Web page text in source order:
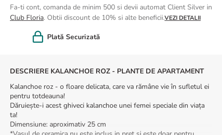
Fa-ti cont, comanda de minim 500 si devii automat Client Silver in
Club Floria. Obtii discount de 10% si alte beneficii.VEZI DETALII
Felicitare cadou
DESCRIERE KALANCHOE ROZ - PLANTE DE APARTAMENT
Kalanchoe roz - o floare delicata, care va rămâne vie în sufletul ei
pentru totdeauna!
Dăruiește-i acest ghiveci kalanchoe unei femei speciale din viața
ta!
Dimensiune: aproximativ 25 cm